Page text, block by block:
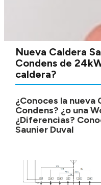
Nueva Caldera
Condens de
caldera?
¿Conoces la nueva
Condens? ¿o una
¿Diferencias?
Saunier Duval